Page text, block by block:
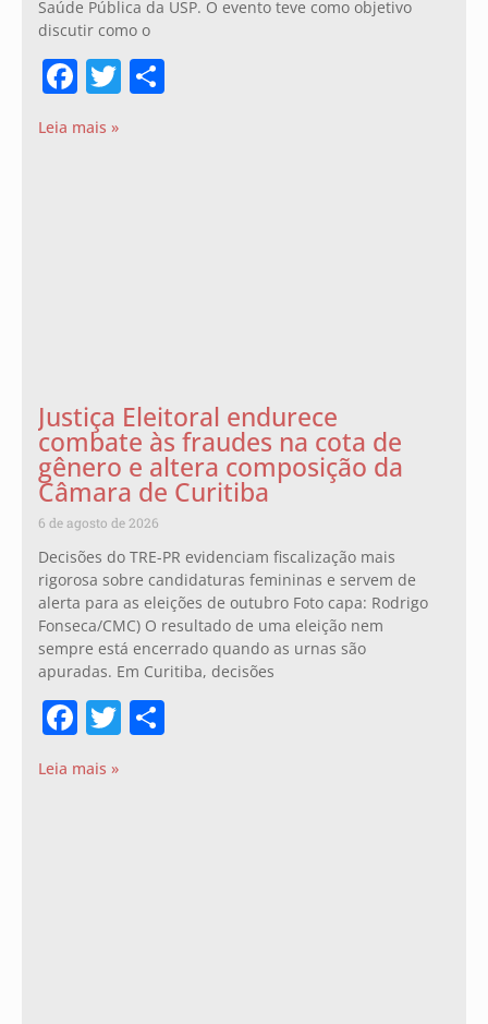
Saúde Pública da USP. O evento teve como objetivo
discutir como o
Facebook
Twitter
Leia mais »
Justiça Eleitoral endurece
combate às fraudes na cota de
gênero e altera composição da
Câmara de Curitiba
6 de agosto de 2026
Decisões do TRE-PR evidenciam fiscalização mais
rigorosa sobre candidaturas femininas e servem de
alerta para as eleições de outubro Foto capa: Rodrigo
Fonseca/CMC) O resultado de uma eleição nem
sempre está encerrado quando as urnas são
apuradas. Em Curitiba, decisões
Facebook
Twitter
Leia mais »